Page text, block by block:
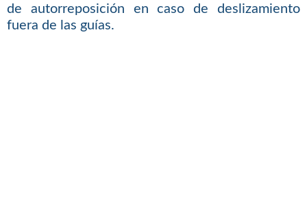
de autorreposición en caso de deslizamiento
fuera de las guías.